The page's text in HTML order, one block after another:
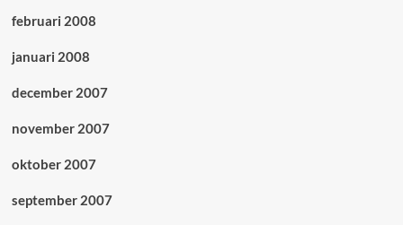
februari 2008
januari 2008
december 2007
november 2007
oktober 2007
september 2007